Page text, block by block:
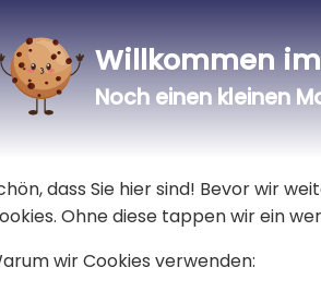
mit der Hermes-Standardlieferung
Willkommen
Noch einen kleinen
dass Sie hier sind! Bevor wir
Ohne diese tappen wir ein
wir Cookies verwenden: